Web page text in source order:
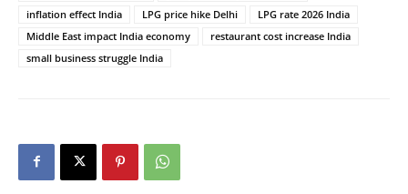
inflation effect India
LPG price hike Delhi
LPG rate 2026 India
Middle East impact India economy
restaurant cost increase India
small business struggle India